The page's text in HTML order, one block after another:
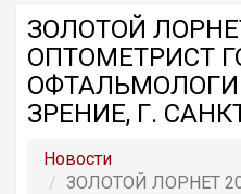
ЗОЛОТОЙ
ОПТОМЕТРИСТ
ЗРЕНИЕ, Г.
Новости
ЗОЛОТОЙ ЛОРНЕТ